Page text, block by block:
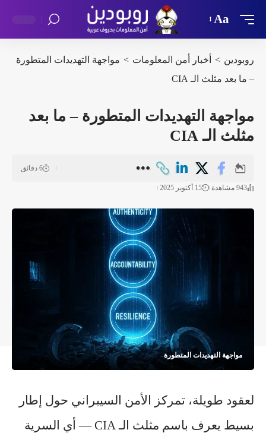
Aa
روبودين > أخبار أمن المعلومات > مواجهة التهديدات المتطورة
– ما بعد مثلث الـ CIA
مواجهة التهديدات المتطورة – ما بعد
مثلث الـ CIA
943 مشاهدة 15 أكتوبر 2025
6 دقائق
مواجهة التهديدات المتطورة
لعقود طويلة، تمركز الأمن السيبراني حول إطار
بسيط يعرف باسم مثلث الـ CIA — أي السرية